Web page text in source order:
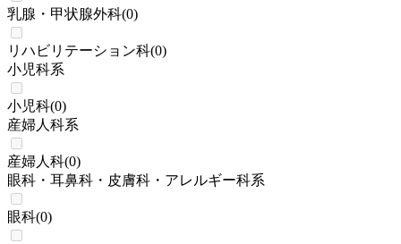
乳腺・甲状腺外科(0)
リハビリテーション科(0)
小児科系
小児科(0)
産婦人科系
産婦人科(0)
眼科・耳鼻科・皮膚科・アレルギー科系
眼科(0)